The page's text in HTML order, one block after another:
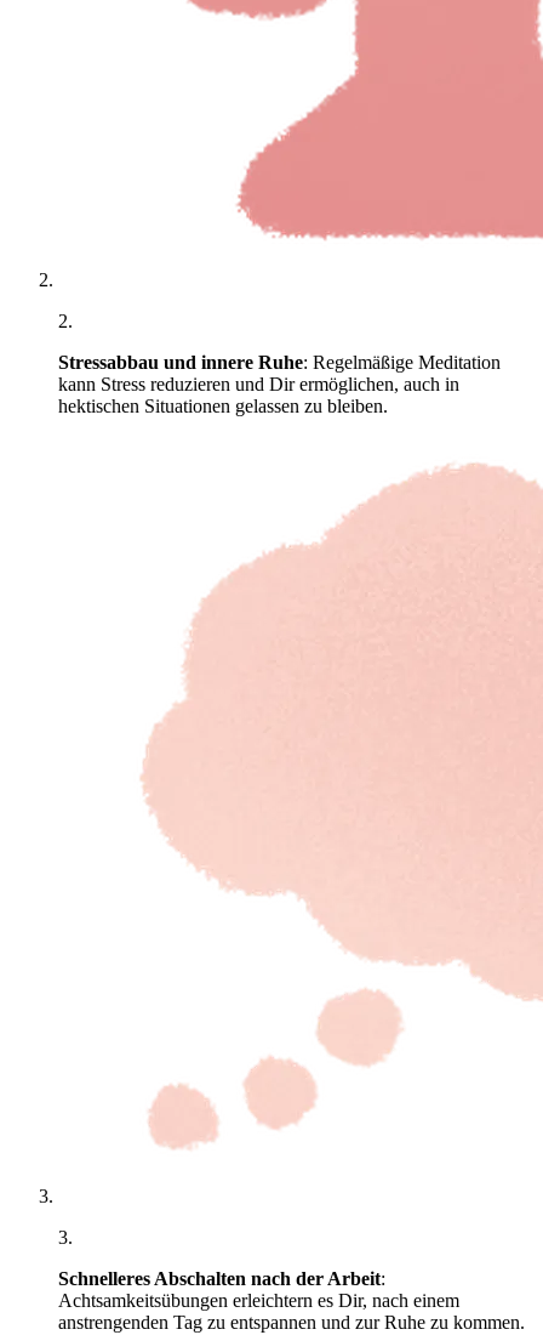
2.
Stressabbau und innere Ruhe: Regelmäßige Meditation
kann Stress reduzieren und Dir ermöglichen, auch in
hektischen Situationen gelassen zu bleiben.
3.
Schnelleres Abschalten nach der Arbeit:
Achtsamkeitsübungen erleichtern es Dir, nach einem
anstrengenden Tag zu entspannen und zur Ruhe zu kommen.